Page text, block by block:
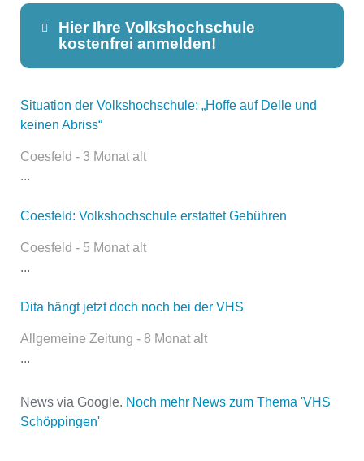
Hier Ihre Volkshochschule
kostenfrei anmelden!
Dieser Teil dient lediglich zur
Kontaktaufnahme und ist nicht
Name*
Situation der Volkshochschule: „Hoffe auf Delle und
keinen Abriss“
Coesfeld - 3 Monat alt
...
Coesfeld: Volkshochschule erstattet Gebühren
Coesfeld - 5 Monat alt
...
Dita hängt jetzt doch noch bei der VHS
Allgemeine Zeitung - 8 Monat alt
...
News via Google. Noch mehr News zum Thema 'VHS
Schöppingen'